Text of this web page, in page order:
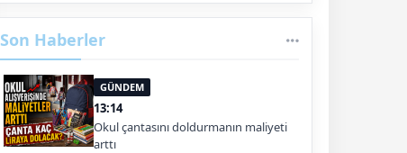
Son Haberler
GÜNDEM
13:14
Okul çantasını doldurmanın maliyeti
arttı